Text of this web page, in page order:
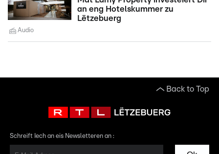
an eng Hotelskummer zu
Lëtzebuerg
Audio
Back to Top
Schreift Iech an eis Newsletteren an :